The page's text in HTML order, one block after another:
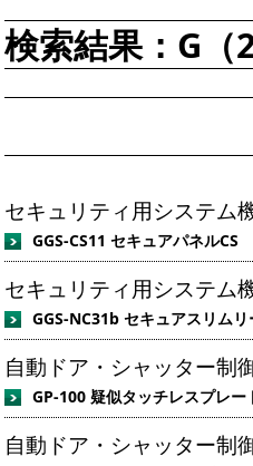
検索結果：G（
セキュリティ用システム
GGS-CS11 セキュアパネルCS
セキュリティ用システム
GGS-NC31b セキュアスリム
自動ドア・シャッター制
GP-100 疑似タッチレスプレー
自動ドア・シャッター制